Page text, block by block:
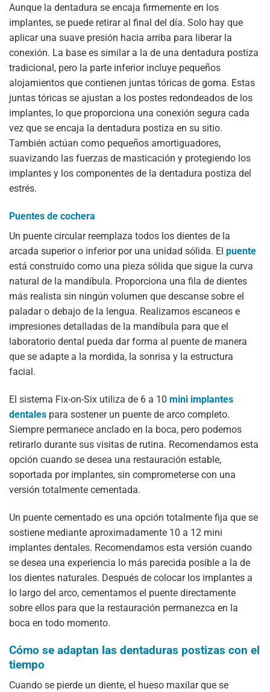
Aunque la dentadura se encaja firmemente en los
implantes, se puede retirar al final del día. Solo hay que
aplicar una suave presión hacia arriba para liberar la
conexión. La base es similar a la de una dentadura postiza
tradicional, pero la parte inferior incluye pequeños
alojamientos que contienen juntas tóricas de goma. Estas
juntas tóricas se ajustan a los postes redondeados de los
implantes, lo que proporciona una conexión segura cada
vez que se encaja la dentadura postiza en su sitio.
También actúan como pequeños amortiguadores,
suavizando las fuerzas de masticación y protegiendo los
implantes y los componentes de la dentadura postiza del
estrés.
Puentes de cochera
Un puente circular reemplaza todos los dientes de la
arcada superior o inferior por una unidad sólida. El puente
está construido como una pieza sólida que sigue la curva
natural de la mandíbula. Proporciona una fila de dientes
más realista sin ningún volumen que descanse sobre el
paladar o debajo de la lengua. Realizamos escaneos e
impresiones detalladas de la mandíbula para que el
laboratorio dental pueda dar forma al puente de manera
que se adapte a la mordida, la sonrisa y la estructura
facial.
El sistema Fix-on-Six utiliza de 6 a 10 mini implantes
dentales para sostener un puente de arco completo.
Siempre permanece anclado en la boca, pero podemos
retirarlo durante sus visitas de rutina. Recomendamos esta
opción cuando se desea una restauración estable,
soportada por implantes, sin comprometerse con una
versión totalmente cementada.
Un puente cementado es una opción totalmente fija que se
sostiene mediante aproximadamente 10 a 12 mini
implantes dentales. Recomendamos esta versión cuando
se desea una experiencia lo más parecida posible a la de
los dientes naturales. Después de colocar los implantes a
lo largo del arco, cementamos el puente directamente
sobre ellos para que la restauración permanezca en la
boca en todo momento.
Cómo se adaptan las dentaduras postizas con el
tiempo
Cuando se pierde un diente, el hueso maxilar que se